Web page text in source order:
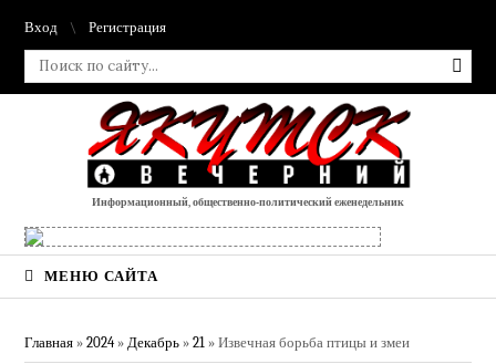
Вход Регистрация
Информационный, общественно-политический еженедельник
МЕНЮ САЙТА
Главная »2024 » Декабрь » 21 » Извечная борьба птицы и змеи